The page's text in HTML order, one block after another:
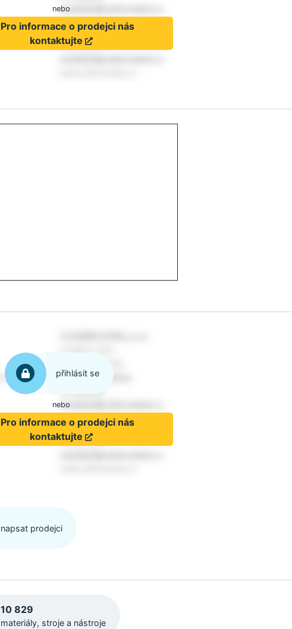
nebo
Pro informace o prodejci nás
kontaktujte
přihlásit se
nebo
Pro informace o prodejci nás
kontaktujte
napsat prodejci
10 829
materiály, stroje a nástroje